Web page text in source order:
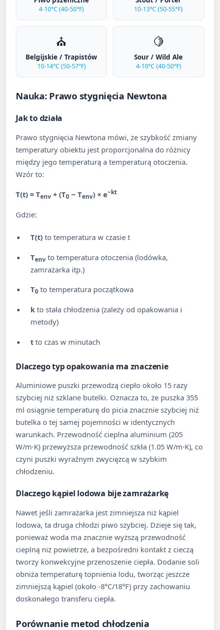
4-10°C (40-50°F) 10-13°C (50-55°F)
⛪
Belgijskie / Trapistów
10-14°C (50-57°F)
🍋
Sour / Wild Ale
4-10°C (40-50°F)
Nauka: Prawo stygnięcia Newtona
Jak to działa
Prawo stygnięcia Newtona mówi, że szybkość zmiany
temperatury obiektu jest proporcjonalna do różnicy
między jego temperaturą a temperaturą otoczenia.
Wzór to:
T(t) = Tenv + (T0 − Tenv) × e−kt
Gdzie:
T(t) to temperatura w czasie t
Tenv to temperatura otoczenia (lodówka,
zamrażarka itp.)
T0 to temperatura początkowa
k to stała chłodzenia (zależy od opakowania i
metody)
t to czas w minutach
Dlaczego typ opakowania ma znaczenie
Aluminiowe puszki przewodzą ciepło około 15 razy
szybciej niż szklane butelki. Oznacza to, że puszka 355
ml osiągnie temperaturę do picia znacznie szybciej niż
butelka o tej samej pojemności w identycznych
warunkach. Przewodność cieplna aluminium (205
W/m·K) przewyższa przewodność szkła (1.05 W/m·K), co
czyni puszki wyraźnym zwycięzcą w szybkim
chłodzeniu.
Dlaczego kąpiel lodowa bije zamrażarkę
Nawet jeśli zamrażarka jest zimniejsza niż kąpiel
lodowa, ta druga chłodzi piwo szybciej. Dzieje się tak,
ponieważ woda ma znacznie wyższą przewodność
cieplną niż powietrze, a bezpośredni kontakt z cieczą
tworzy konwekcyjne przenoszenie ciepła. Dodanie soli
obniża temperaturę topnienia lodu, tworząc jeszcze
zimniejszą kąpiel (około -8°C/18°F) przy zachowaniu
doskonałego transferu ciepła.
Porównanie metod chłodzenia